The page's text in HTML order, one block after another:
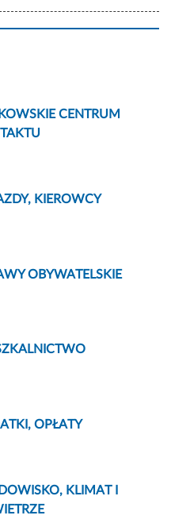
CENTRUM
KIEROWCY
OBYWATELSKIE
OPŁATY
KLIMAT I